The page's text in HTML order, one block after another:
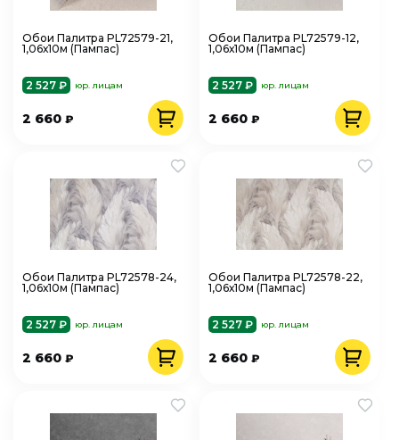
Обои Палитра PL72579-21,
1,06х10м (Пампас)
2 527 ₽ юр. лицам
2 660 ₽
Обои Палитра PL72579-12,
1,06х10м (Пампас)
2 527 ₽ юр. лицам
2 660₽
Обои Палитра PL72578-24,
1,06х10м (Пампас)
2 527 ₽ юр. лицам
2 660 ₽
Обои Палитра PL72578-22,
1,06х10м (Пампас)
2 527 ₽ юр. лицам
2 660₽